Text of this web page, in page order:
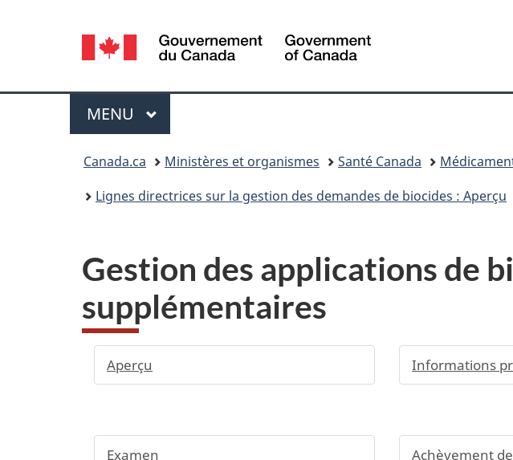
Sélection
de
la
langue
Canada
Menu
MENU PRINCIPAL
Canada.ca Ministères et organismes Santé Canada
Lignes directrices sur la gestion des demandes de biocides : Aperçu
Gestion des applications de
supplémentaires
Aperçu Informations
Examen Achèvement